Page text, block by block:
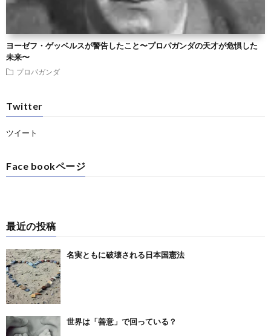
ヨーゼフ・ゲッベルスが警告したこと〜プロパガンダの天才が危惧した
未来〜
プロパガンダ
Twitter
ツイート
Face bookページ
最近の投稿
名実ともに破壊される日本国憲法
世界は「善意」で回っている？